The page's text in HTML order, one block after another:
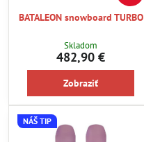
BATALEON snowboard TURBO
Skladom
482,90 €
Zobraziť
NÁŠ TIP